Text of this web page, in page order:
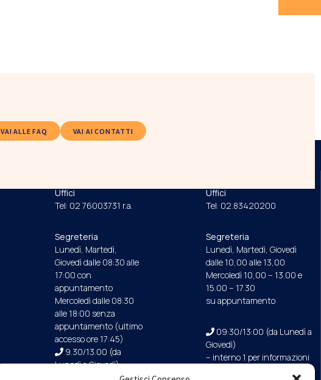
VAI ALLE FAQ VAI AI CONTATTI
Uffici
Tel: 02 76003731 r.a.
Segreteria
Lunedì, Martedì,
Giovedì dalle 08:30 alle
17:00 con
appuntamento
Mercoledì dalle 08:30
alle 18:00 senza
appuntamento (ultimo
accesso ore 17:45)
9.30/13.00 (da
Lunedì a Giovedì)
Uffici
Tel: 02.83420200
Segreteria
Lunedì, Martedì, Giovedì
dalle 10,00 alle 13,00
Mercoledì 10,00 – 13.00 e
15.00 – 17.30
su appuntamento
09:30/13:00 (da Lunedì a
Giovedì)
– interno 1 per informazioni